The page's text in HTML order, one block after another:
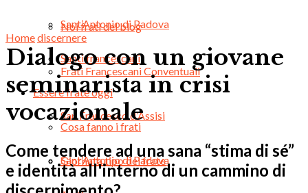
Sant’Antonio di Padova
Santi francescani
Essere frate oggi
Cosa fanno i frati
Giornata tipo del frate
Noi frati del blog
Frati Francescani Conventuali
San Francesco d’Assisi
Sant’Antonio di Padova
Homediscernere
Dialogo con un giovane
seminarista in crisi
vocazionale
Come tendere ad una sana “stima di sé”
e identità all'interno di un cammino di